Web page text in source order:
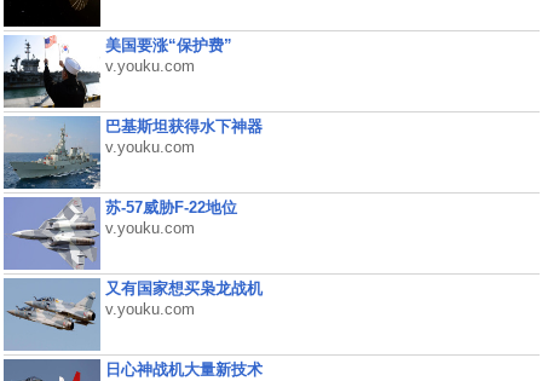
美国要涨“保护费”
v.youku.com
巴基斯坦获得水下神器
v.youku.com
苏-57威胁F-22地位
v.youku.com
又有国家想买枭龙战机
v.youku.com
日心神战机大量新技术